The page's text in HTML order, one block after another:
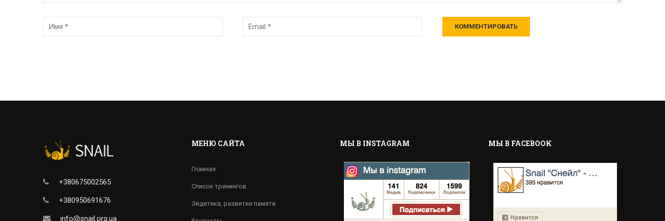
+380675002565
+380950691676
info@snail.org.ua
МЕНЮ САЙТА
Главная
Список тренингов
Эйдетика, развитие памяти
МЫ В INSTAGRAM MЫ В FACEBOOK